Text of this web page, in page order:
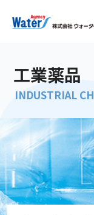
工業薬品
INDUSTRIAL